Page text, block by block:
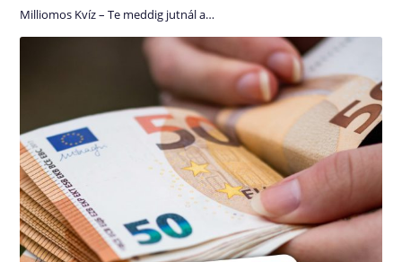
Milliomos Kvíz – Te meddig jutnál a…